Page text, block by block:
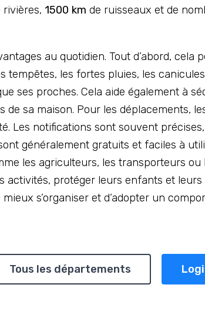
rivières, 1500 km de ruisseaux et de
au quotidien. Tout d’abord, cela
les fortes pluies, les
ses proches. Cela aide également à
sa maison. Pour les déplacements,
Les notifications sont souvent
généralement gratuits et faciles à
les agriculteurs, les transporteurs ou
protéger leurs enfants et leurs
s’organiser et d’adopter un
Tous les départements